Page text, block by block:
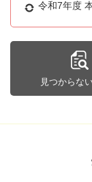
令和7年度
見つからな